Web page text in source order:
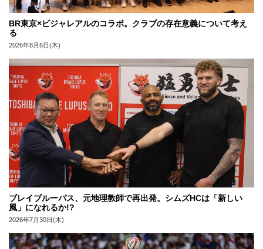
BR東京×ビジャレアルのコラボ。クラブの存在意義について考え
る
2026年8月6日(木)
ブレイブルーパス、元地理教師で再出発。シムズHCは「新しい
風」になれるか!?
2026年7月30日(木)